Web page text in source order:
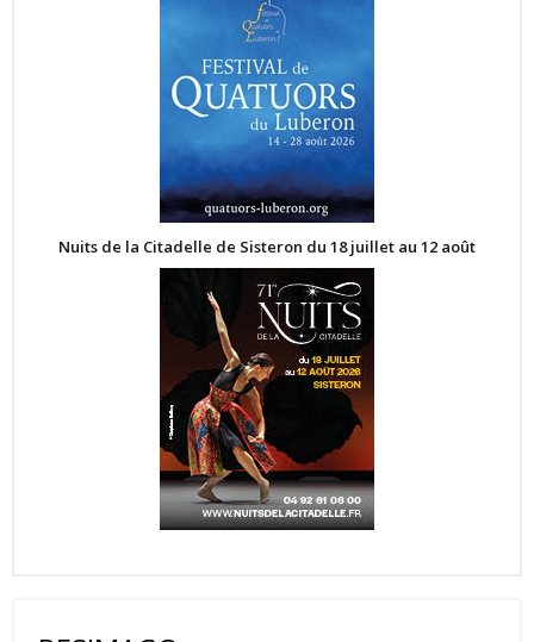
Nuits de la Citadelle de Sisteron du 18 juillet au 12 août